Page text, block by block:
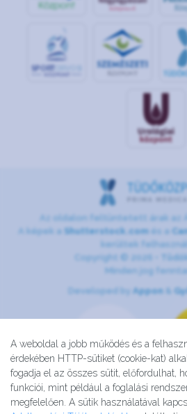
A weboldal a jobb működés és a
érdekében HTTP-sütiket (cookie-kat)
fogadja el az összes sütit, előfordulhat,
funkciói, mint például a foglalási
megfelelően. A sütik használatával
SPORT
Az oldalon feltüntetett árak az
A képek a Shutterstock.com és a
kerültek
Copyright © 2026 •
Minden jog
Developed by Appon&